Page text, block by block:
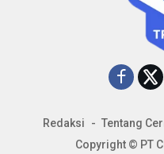
Redaksi Tentang
Copyright © PT